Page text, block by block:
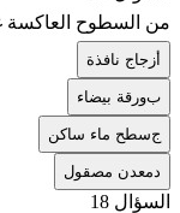
من السطوح العاكسة
زجاج نافذة
بورقة بيضاء
جسطح ماء ساكن
معدن مصقول
السؤال 18